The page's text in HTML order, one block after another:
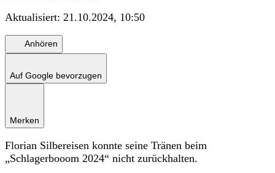
Aktualisiert: 21.10.2024, 10:50
Anhören
Auf Google bevorzugen
Merken
Florian Silbereisen konnte seine Tränen beim
„Schlagerbooom 2024“ nicht zurückhalten.